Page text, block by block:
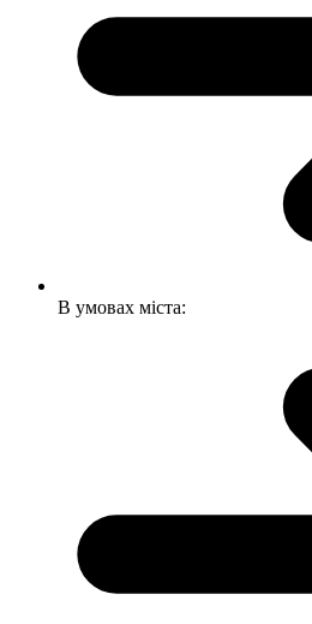
В умовах міста: